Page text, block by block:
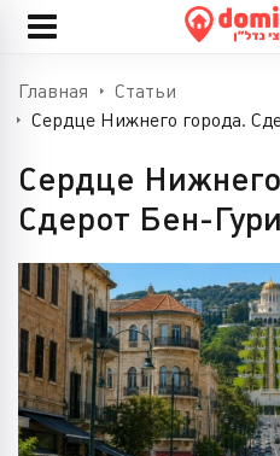
Главная
Статьи
Cердце Нижнего города.
Cердце
Сдерот Бен-